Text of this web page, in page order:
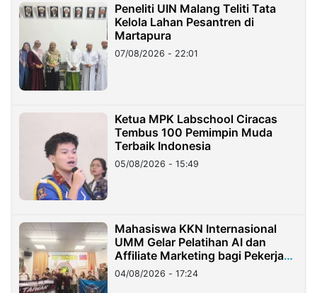
Peneliti UIN Malang Teliti Tata
Kelola Lahan Pesantren di
Martapura
07/08/2026 - 22:01
Ketua MPK Labschool Ciracas
Tembus 100 Pemimpin Muda
Terbaik Indonesia
05/08/2026 - 15:49
Mahasiswa KKN Internasional
UMM Gelar Pelatihan AI dan
Affiliate Marketing bagi Pekerja
Migran Indonesia di Taiwan
04/08/2026 - 17:24